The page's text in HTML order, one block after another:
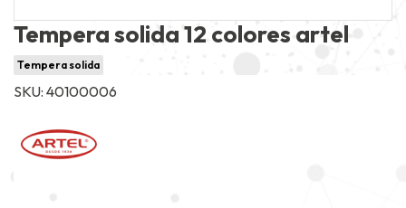
Tempera solida 12 colores artel
Tempera solida
SKU: 40100006